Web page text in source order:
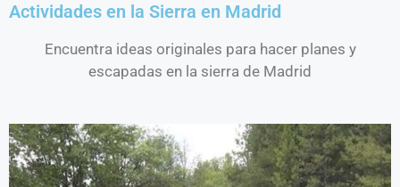
Actividades en la Sierra en Madrid
Encuentra ideas originales para hacer planes y
escapadas en la sierra de Madrid